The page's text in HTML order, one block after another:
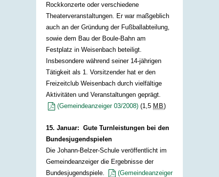
Rockkonzerte oder verschiedene
Theaterveranstaltungen. Er war maßgeblich
auch an der Gründung der Fußballabteilung,
sowie dem Bau der Boule-Bahn am
Festplatz in Weisenbach beteiligt.
Insbesondere während seiner 14-jährigen
Tätigkeit als 1. Vorsitzender hat er den
Freizeitclub Weisenbach durch vielfältige
Aktivitäten und Veranstaltungen geprägt.
(Gemeindeanzeiger 03/2008) (1,5 MB)
15. Januar: Gute Turnleistungen bei den
Bundesjugendspielen
Die Johann-Belzer-Schule veröffentlicht im
Gemeindeanzeiger die Ergebnisse der
Bundesjugendspiele.
(Gemeindeanzeiger